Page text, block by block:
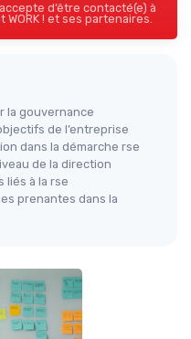
d’être contacté(e) à
WORK ! et ses partenaires.
la gouvernance
de l’entreprise
dans la démarche rse
de la direction
liés à la rse
prenantes dans la